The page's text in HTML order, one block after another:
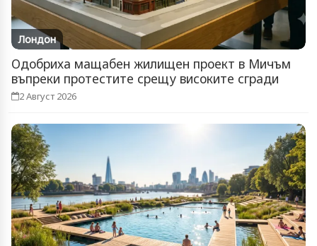
Лондон
Одобриха мащабен жилищен проект в Мичъм
въпреки протестите срещу високите сгради
2 Август 2026